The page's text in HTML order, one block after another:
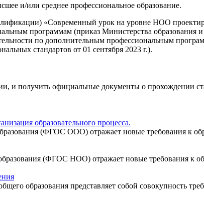
и/или среднее профессиональное образование.
«Современный урок на уровне НОО
программам (приказ Министерства образования
по дополнительным профессиональным
стандартов от 01 сентября 2023 г.).
и получить официальные документы о прохождении
образовательного процесса.
(ФГОС ООО) отражает новые требования к
(ФГОС НОО) отражает новые требования к
образования представляет собой совокупность